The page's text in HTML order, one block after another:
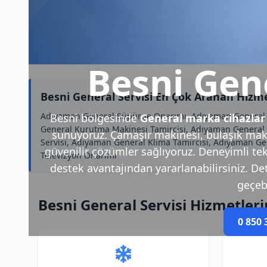
Besni
Besni bölgesindeGeneral marka cihazlar
sunuyoruz. Çamaşır makinesi, bulaşık
güvenilir çözümler sağlıyoruz. Deneyimli
destek avantajından yararlanabilirsiniz.
0 850
Besni General Servisi En Çok Aranan
Adıyaman General Süpürge Onarımı, Adıyaman
General Kurutma Makinesi Tamircisi, Adıyaman
Servisi, Adıyaman General Klima Tamircisi, Adıyaman
Televizyon Onarımı
Besni General Servisi